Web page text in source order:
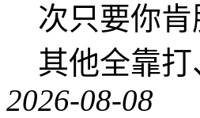
次只要你
其他全靠打
2026-08-08